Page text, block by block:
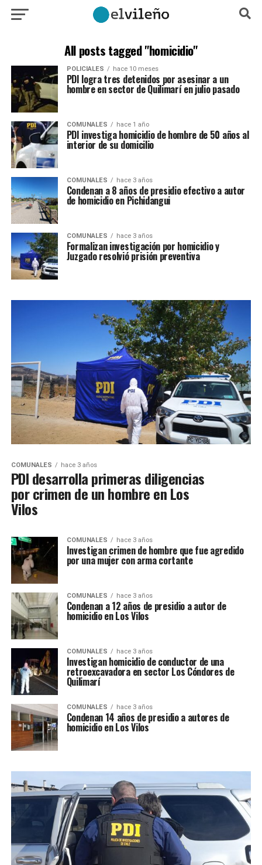
All posts tagged "homicidio"
POLICIALES hace 10 meses
PDI logra tres detenidos por asesinar a un
hombre en sector de Quilimarí en julio pasado
COMUNALES hace 1 año
PDI investiga homicidio de hombre de 50 años al
interior de su domicilio
COMUNALES hace 3 años
Condenan a 8 años de presidio efectivo a autor
de homicidio en Pichidangui
COMUNALES hace 3 años
Formalizan investigación por homicidio y
Juzgado resolvió prisión preventiva
COMUNALES hace 3 años
PDI desarrolla primeras diligencias
por crimen de un hombre en Los
Vilos
COMUNALES hace 3 años
Investigan crimen de hombre que fue agredido
por una mujer con arma cortante
COMUNALES hace 3 años
Condenan a 12 años de presidio a autor de
homicidio en Los Vilos
COMUNALES hace 3 años
Investigan homicidio de conductor de una
retroexcavadora en sector Los Cóndores de
Quilimarí
COMUNALES hace 3 años
Condenan 14 años de presidio a autores de
homicidio en Los Vilos